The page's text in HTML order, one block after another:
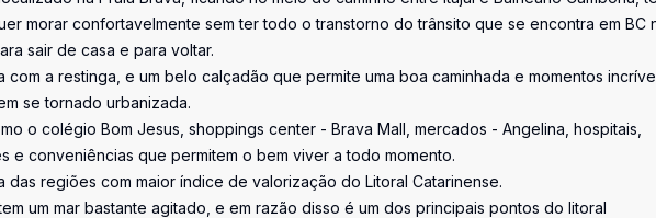
morar confortavelmente sem ter todo o transtorno do trânsito que se encontra em BC
sair de casa e para voltar.
a restinga, e um belo calçadão que permite uma boa caminhada e momentos
se tornado urbanizada.
o colégio Bom Jesus, shoppings center - Brava Mall, mercados - Angelina, hospitais,
e conveniências que permitem o bem viver a todo momento.
das regiões com maior índice de valorização do Litoral Catarinense.
um mar bastante agitado, e em razão disso é um dos principais pontos do litoral